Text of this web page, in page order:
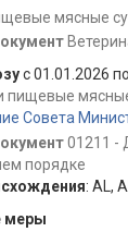
мясные
с 01.01.2026
пищевые
Совета
01211 -
порядке
: AL ,
меры